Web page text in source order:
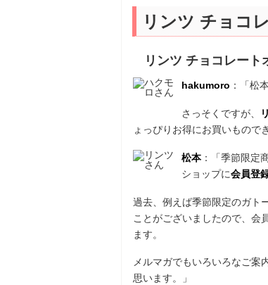
リンツ チョコ
リンツ チョコレー
hakumoro ：「松
さっそくですが、
ょっぴりお得にお買いもので
松本：「季節限定
ショップに会員登
過去、例えば季節限定のガト
ことがございましたので、会
ます。
メルマガでもいろいろなご案
思います。」